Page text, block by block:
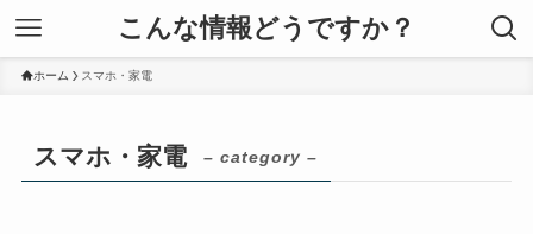
こんな情報どうですか？
ホーム スマホ・家電
スマホ・家電 – category –